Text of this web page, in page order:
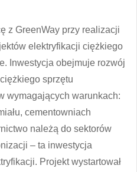
z GreenWay przy realizacji
elektryfikacji ciężkiego
Inwestycja obejmuje rozwój
sprzętu
wymagających warunkach:
cementowniach
należą do sektorów
– ta inwestycja
Projekt wystartował